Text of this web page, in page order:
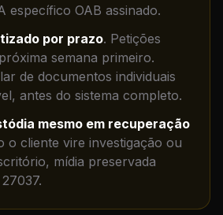
específico OAB assinado.
por prazo. Petições
semana primeiro.
de documentos individuais
antes do sistema completo.
mesmo em recuperação
o cliente vire investigação ou
mídia preservada